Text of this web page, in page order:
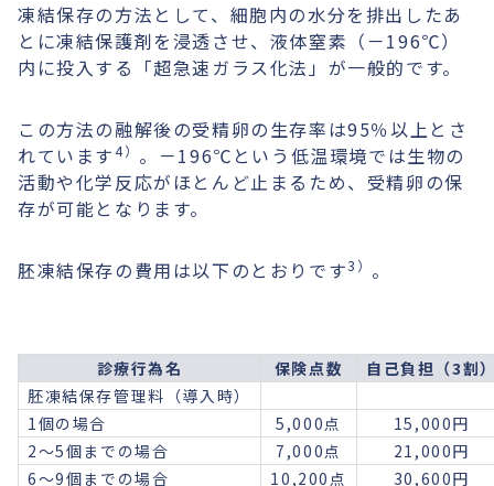
凍結保存の方法として、細胞内の水分を排出したあ
とに凍結保護剤を浸透させ、液体窒素（－196℃）
内に投入する「超急速ガラス化法」が一般的です。
この方法の融解後の受精卵の生存率は95％以上とさ
れています4） 。－196℃という低温環境では生物の
活動や化学反応がほとんど止まるため、受精卵の保
存が可能となります。
胚凍結保存の費用は以下のとおりです3） 。
診療行為名 保険点数
自己負担（3割
胚凍結保存管理料（導入時）
1個の場合
5,000点
15,000円
2〜5個までの場合
7,000点
21,000円
6〜9個までの場合
10,200点 30,600円